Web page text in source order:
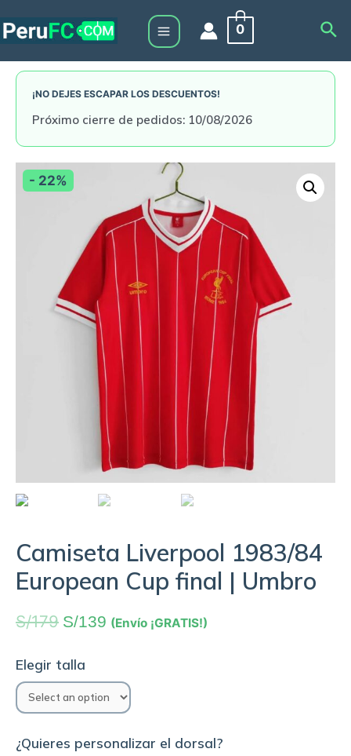
to
Main
Menu
0
¡NO DEJES ESCAPAR LOS DESCUENTOS!
Próximo cierre de pedidos: 10/08/2026
- 22%
Camiseta Liverpool 1983/84
European Cup final | Umbro
S/179 S/139 (Envío ¡GRATIS!)
Elegir talla
¿Quieres personalizar el dorsal?